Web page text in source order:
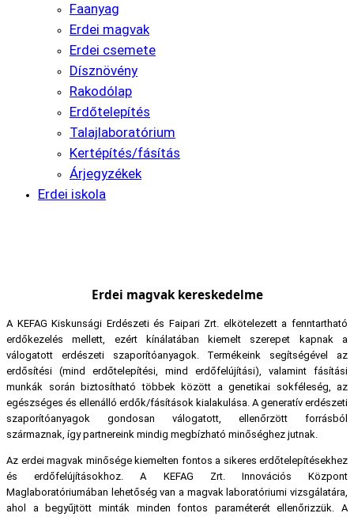
Faanyag
Erdei magvak
Erdei csemete
Dísznövény
Rakodólap
Erdőtelepítés
Talajlaboratórium
Kertépítés/fásítás
Árjegyzékek
Erdei iskola
Erdei magvak kereskedelme
A KEFAG Kiskunsági Erdészeti és Faipari Zrt. elkötelezett a fenntartható
erdőkezelés mellett, ezért kínálatában kiemelt szerepet kapnak a
válogatott erdészeti szaporítóanyagok. Termékeink segítségével az
erdősítési (mind erdőtelepítési, mind erdőfelújítási), valamint fásítási
munkák során biztosítható többek között a genetikai sokféleség, az
egészséges és ellenálló erdők/fásítások kialakulása. A generatív erdészeti
szaporítóanyagok gondosan válogatott, ellenőrzött forrásból
származnak, így partnereink mindig megbízható minőséghez jutnak.
Az erdei magvak minősége kiemelten fontos a sikeres erdőtelepítésekhez
és erdőfelújításokhoz. A KEFAG Zrt. Innovációs Központ
Maglaboratóriumában lehetőség van a magvak laboratóriumi vizsgálatára,
ahol a begyűjtött minták minden fontos paraméterét ellenőrizzük. A